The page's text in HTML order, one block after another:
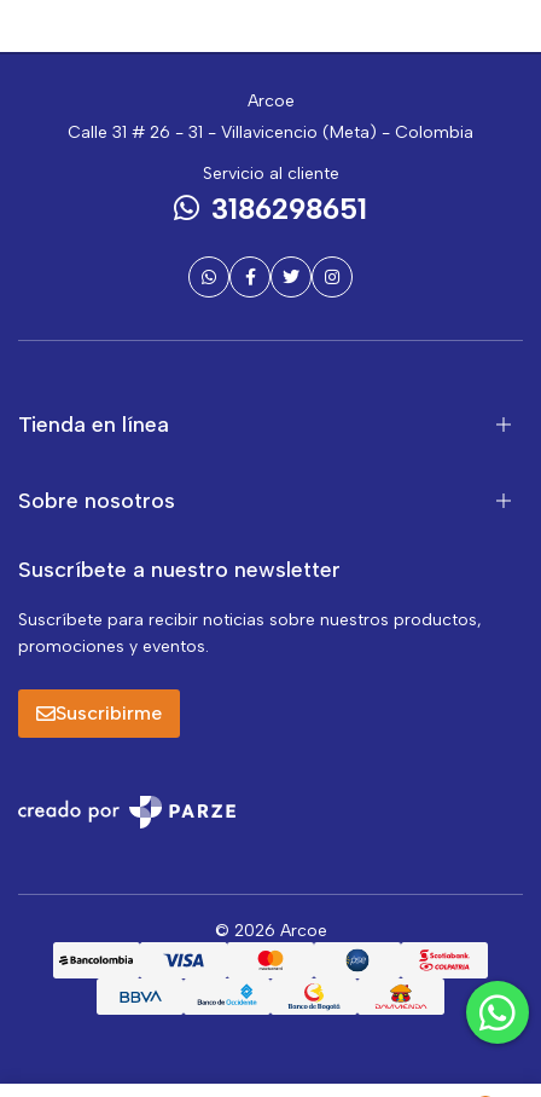
Arcoe
Calle 31 # 26 - 31 - Villavicencio (Meta) - Colombia
Servicio al cliente
3186298651
Tienda en línea
Sobre nosotros
Suscríbete a nuestro newsletter
Suscríbete para recibir noticias sobre nuestros productos,
promociones y eventos.
Suscribirme
© 2026 Arcoe